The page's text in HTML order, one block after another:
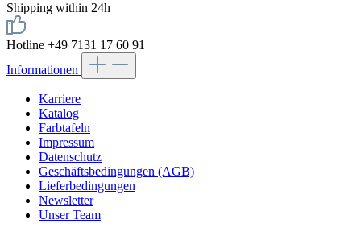
Shipping within 24h
Hotline +49 7131 17 60 91
Informationen
Karriere
Katalog
Farbtafeln
Impressum
Datenschutz
Geschäftsbedingungen (AGB)
Lieferbedingungen
Newsletter
Unser Team